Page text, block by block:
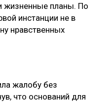
жизненные планы. По
инстанции не в
нравственных
жалобу без
что оснований для